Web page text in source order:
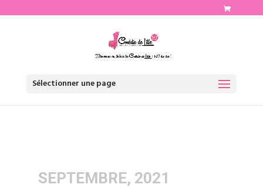
Sélectionner une page
SEPTEMBRE, 2021